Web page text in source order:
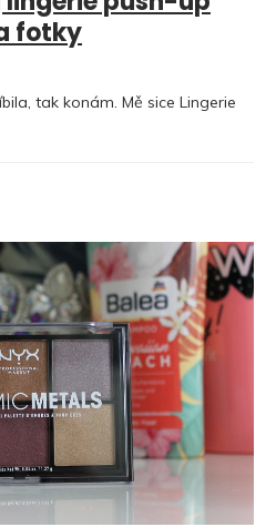
fotky
tak konám. Mě sice Lingerie